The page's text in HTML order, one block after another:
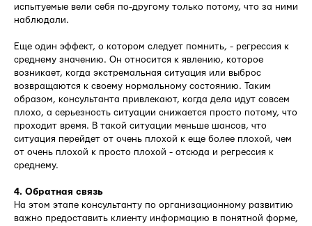
испытуемые вели себя по-другому только потому, что за ними
наблюдали.
Еще один эффект, о котором следует помнить, - регрессия к
среднему значению. Он относится к явлению, которое
возникает, когда экстремальная ситуация или выброс
возвращаются к своему нормальному состоянию. Таким
образом, консультанта привлекают, когда дела идут совсем
плохо, а серьезность ситуации снижается просто потому, что
проходит время. В такой ситуации меньше шансов, что
ситуация перейдет от очень плохой к еще более плохой, чем
от очень плохой к просто плохой - отсюда и регрессия к
среднему.
4. Обратная связь
На этом этапе консультанту по организационному развитию
важно предоставить клиенту информацию в понятной форме,